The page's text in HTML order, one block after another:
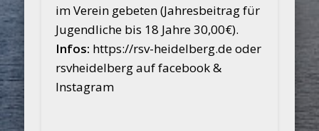
im Verein gebeten (Jahresbeitrag für
Jugendliche bis 18 Jahre 30,00€).
Infos: https://rsv-heidelberg.de oder
rsvheidelberg auf facebook &
Instagram